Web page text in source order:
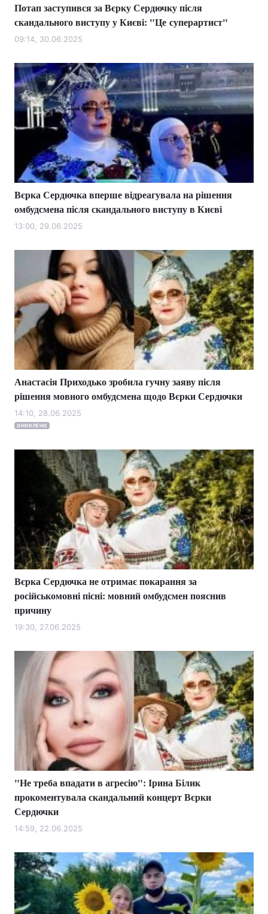
Потап заступився за Вєрку Сердючку після
скандального виступу у Києві: "Це суперартист"
09:14, 30.06.2025
Вєрка Сердючка вперше відреагувала на рішення
омбудсмена після скандального виступу в Києві
13:00, 29.06.2025
Анастасія Приходько зробила гучну заяву після
рішення мовного омбудсмена щодо Вєрки Сердючки
14:10, 28.06.2025
ОНОВЛЕНО
Вєрка Сердючка не отримає покарання за
російськомовні пісні: мовний омбудсмен пояснив
причину
19:30, 27.06.2025
"Не треба впадати в агресію": Ірина Білик
прокоментувала скандальний концерт Вєрки
Сердючки
14:59, 22.06.2025